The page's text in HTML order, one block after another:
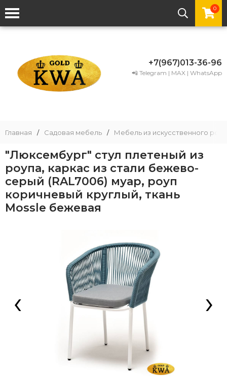
0
+7(967)013-36-96
📲 Telegram | MAX | WhatsApp
Главная / Садовая мебель / Мебель из искусственного
"Люксембург" стул плетеный из
роупа, каркас из стали бежево-
серый (RAL7006) муар, роуп
коричневый круглый, ткань
Mossle бежевая
‹ ›